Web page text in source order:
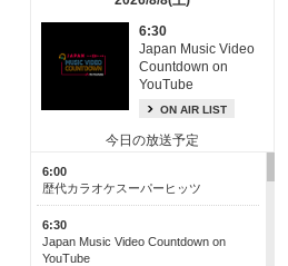
6:30
Japan Music Video
Countdown on
YouTube
ON AIR LIST
今日の放送予定
6:00
歴代カラオケスーパーヒッツ
6:30
Japan Music Video Countdown on
YouTube